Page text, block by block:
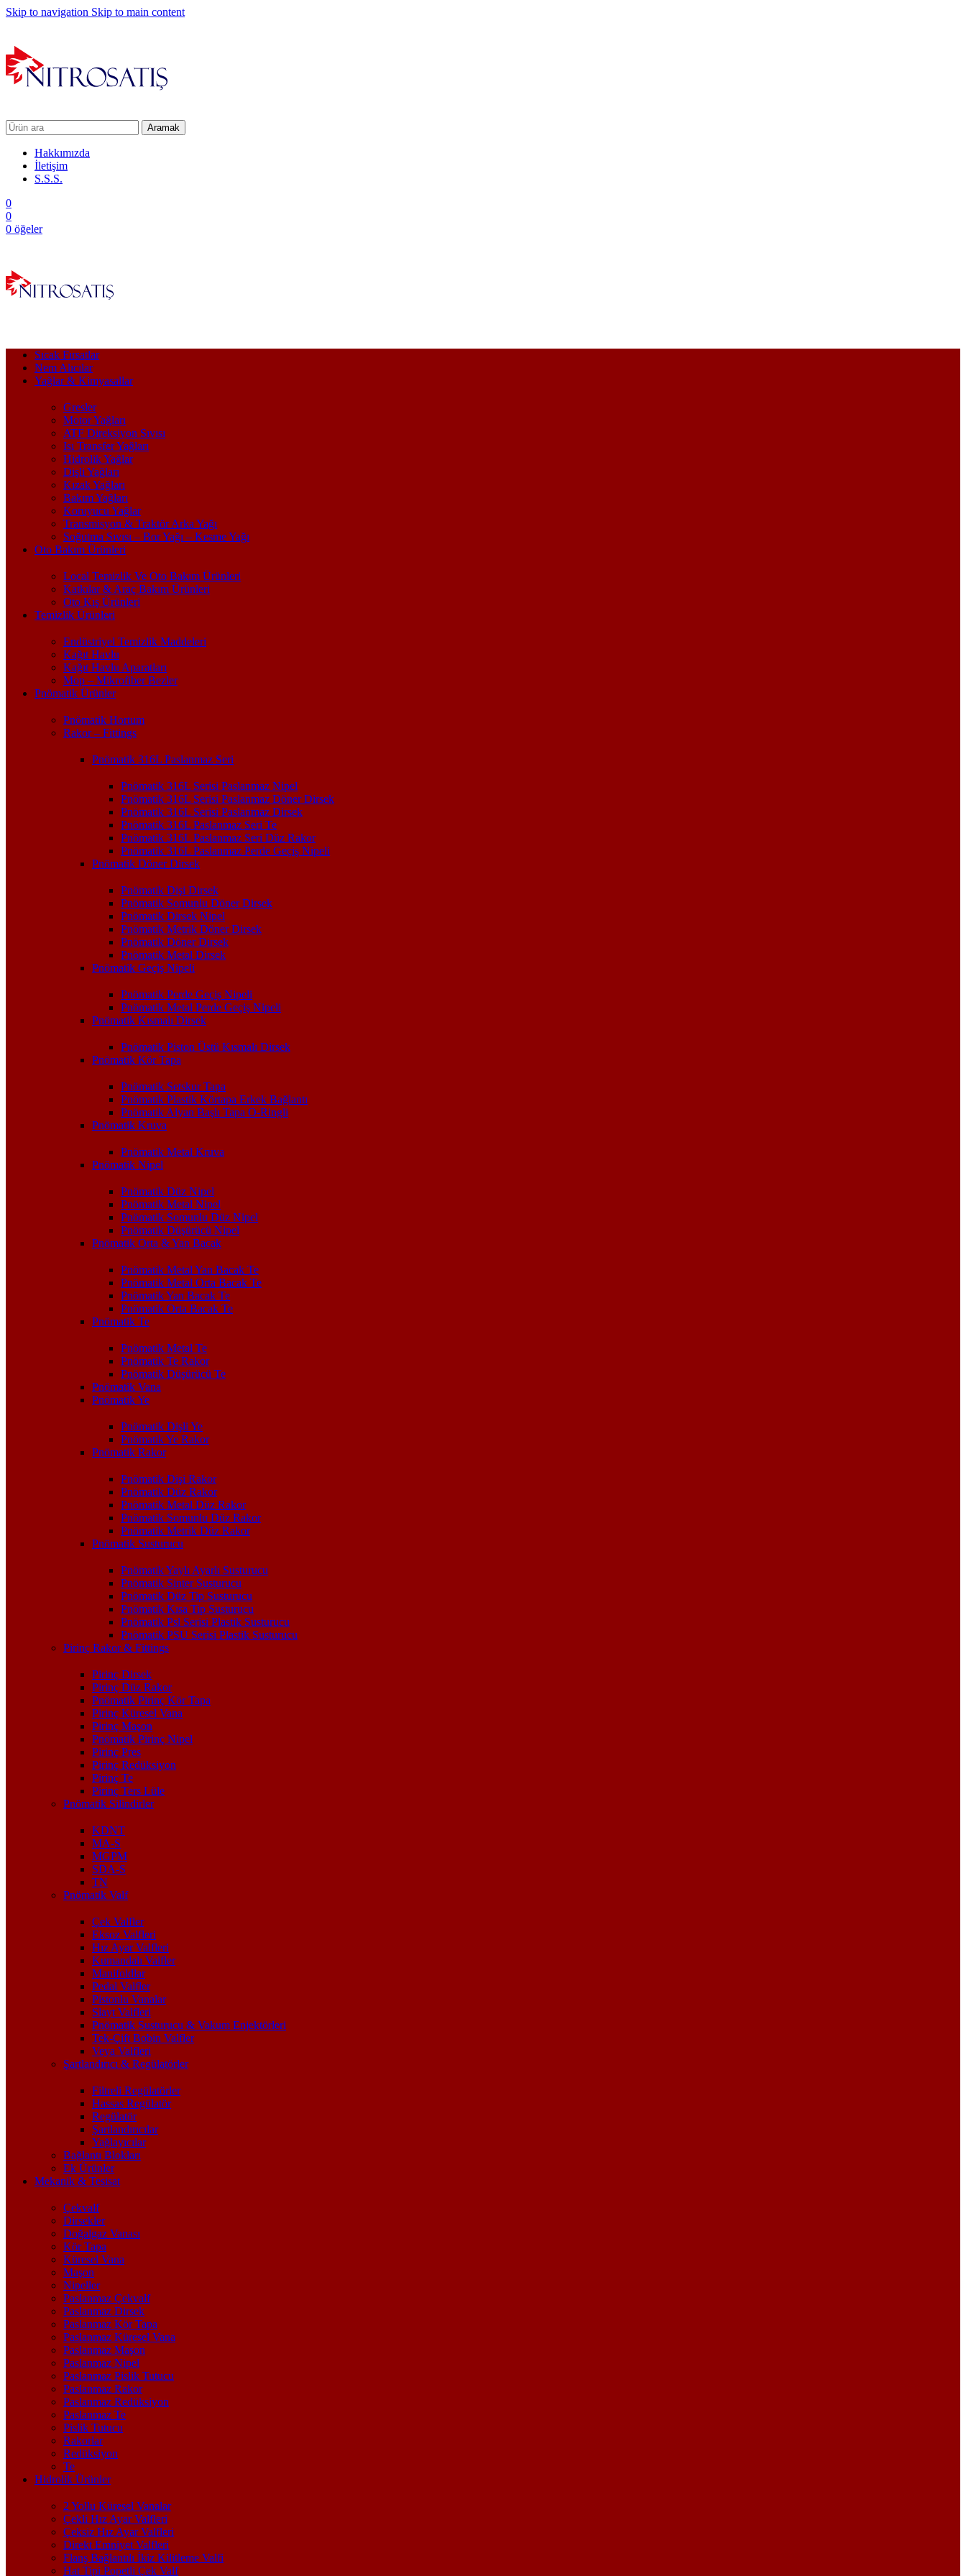
Skip to navigation Skip to main content
Aramak
Hakkımızda
İletişim
S.S.S.
0
0
0 öğeler
Sıcak Fırsatlar
Nem Alıcılar
Yağlar & Kimyasallar
Gresler
Motor Yağları
ATF Direksiyon Sıvısı
Isı Transfer Yağları
Hidrolik Yağlar
Dişli Yağları
Kızak Yağları
Bakım Yağları
Koruyucu Yağlar
Transmisyon & Traktör Arka Yağı
Soğutma Sıvısı – Bor Yağı – Kesme Yağı
Oto Bakım Ürünleri
Local Temizlik Ve Oto Bakım Ürünleri
Katkılar & Araç Bakım Ürünleri
Oto Kış Ürünleri
Temizlik Ürünleri
Endüstriyel Temizlik Maddeleri
Kağıt Havlu
Kağıt Havlu Aparatları
Mop – Mikrofiber Bezler
Pnömatik Ürünler
Pnömatik Hortum
Rakor – Fittings
Pnömatik 316L Paslanmaz Seri
Pnömatik 316L Serisi Paslanmaz Nipel
Pnömatik 316L Serisi Paslanmaz Döner Dirsek
Pnömatik 316L Serisi Paslanmaz Dirsek
Pnömatik 316L Paslanmaz Seri Te
Pnömatik 316L Paslanmaz Seri Düz Rakor
Pnömatik 316L Paslanmaz Perde Geçiş Nipeli
Pnömatik Döner Dirsek
Pnömatik Dişi Dirsek
Pnömatik Somunlu Döner Dirsek
Pnömatik Dirsek Nipel
Pnömatik Metrik Döner Dirsek
Pnömatik Döner Dirsek
Pnömatik Metal Dirsek
Pnömatik Geçiş Nipeli
Pnömatik Perde Geçiş Nipeli
Pnömatik Metal Perde Geçiş Nipeli
Pnömatik Kısmalı Dirsek
Pnömatik Piston Üstü Kısmalı Dirsek
Pnömatik Kör Tapa
Pnömatik Setskur Tapa
Pnömatik Plastik Körtapa Erkek Bağlantı
Pnömatik Alyan Başlı Tapa O-Ringli
Pnömatik Kruva
Pnömatik Metal Kruva
Pnömatik Nipel
Pnömatik Düz Nipel
Pnömatik Metal Nipel
Pnömatik Somunlu Düz Nipel
Pnömatik Düşürücü Nipel
Pnömatik Orta & Yan Bacak
Pnömatik Metal Yan Bacak Te
Pnömatik Metal Orta Bacak Te
Pnömatik Yan Bacak Te
Pnömatik Orta Bacak Te
Pnömatik Te
Pnömatik Metal Te
Pnömatik Te Rakor
Pnömatik Düşürücü Te
Pnömatik Vana
Pnömatik Ye
Pnömatik Dişli Ye
Pnömatik Ye Rakor
Pnömatik Rakor
Pnömatik Dişi Rakor
Pnömatik Düz Rakor
Pnömatik Metal Düz Rakor
Pnömatik Somunlu Düz Rakor
Pnömatik Metrik Düz Rakor
Pnömatik Susturucu
Pnömatik Yaylı Ayarlı Susturucu
Pnömatik Sinter Susturucu
Pnömatik Düz Tip Susturucu
Pnömatik Kısa Tip Susturucu
Pnömatik Psl Serisi Plastik Susturucu
Pnömatik PSU Serisi Plastik Susturucu
Pirinç Rakor & Fittings
Pirinç Dirsek
Pirinç Düz Rakor
Pnömatik Pirinç Kör Tapa
Pirinç Küresel Vana
Pirinç Maşon
Pnömatik Pirinç Nipel
Pirinç Pres
Pirinç Redüksiyon
Pirinç Te
Pirinç Ters Lüle
Pnömatik Silindirler
KDNT
MA-S
MGPM
SDA-S
TN
Pnömatik Valf
Çek Valfler
Eksoz Valfleri
Hız Ayar Valfleri
Kumandalı Valfler
Manifoldlar
Pedal Valfler
Pistonlu Vanalar
Slayt Valfleri
Pnömatik Susturucu & Vakum Enjektörleri
Tek-Çift Bobin Valfler
Veya Valfleri
Şartlandırıcı & Regülatörler
Filtreli Regülatörler
Hassas Regülatör
Regülatör
Şartlandırıcılar
Yağlayıcılar
Bağlantı Blokları
Ek Ürünler
Mekanik & Tesisat
Çekvalf
Dirsekler
Doğalgaz Vanası
Kör Tapa
Küresel Vana
Maşon
Nipeller
Paslanmaz Çekvalf
Paslanmaz Dirsek
Paslanmaz Kör Tapa
Paslanmaz Küresel Vana
Paslanmaz Maşon
Paslanmaz Nipel
Paslanmaz Pislik Tutucu
Paslanmaz Rakor
Paslanmaz Redüksiyon
Paslanmaz Te
Pislik Tutucu
Rakorlar
Redüksiyon
Te
Hidrolik Ürünler
2 Yollu Küresel Vanalar
Çekli Hız Ayar Valfleri
Çeksiz Hız Ayar Valfleri
Direkt Emniyet Valfleri
Flanş Bağlantılı İkiz Kilitleme Valfi
Hat Tipi Popetli Çek Valf